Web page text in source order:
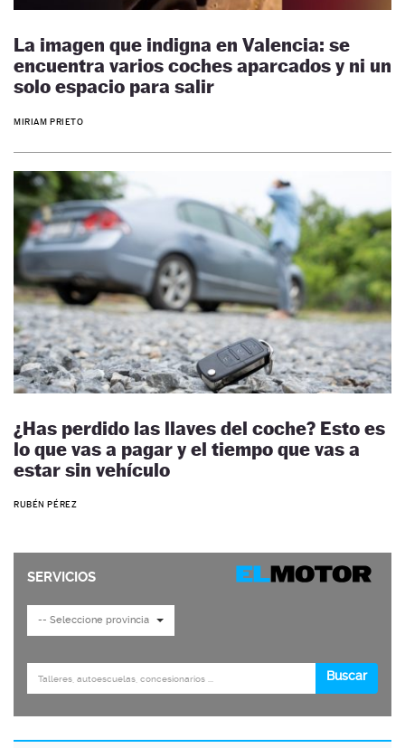
La imagen que indigna en Valencia: se
encuentra varios coches aparcados y ni un
solo espacio para salir
MIRIAM PRIETO
¿Has perdido las llaves del coche? Esto es
lo que vas a pagar y el tiempo que vas a
estar sin vehículo
RUBÉN PÉREZ